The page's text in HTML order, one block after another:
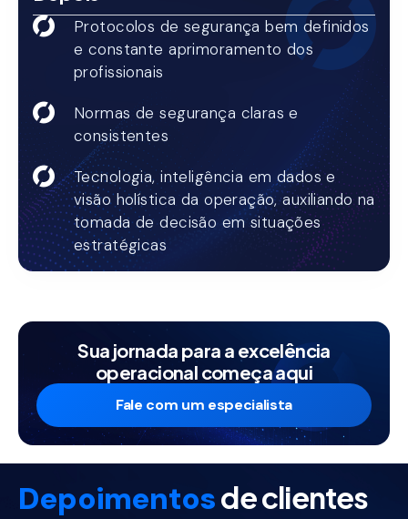
Protocolos de segurança bem definidos
e constante aprimoramento dos
profissionais
Normas de segurança claras e
consistentes
Tecnologia, inteligência em dados e
visão holística da operação, auxiliando na
tomada de decisão em situações
estratégicas
Sua jornada para a excelência
operacional começa aqui
Fale com um especialista
Depoimentosde clientes